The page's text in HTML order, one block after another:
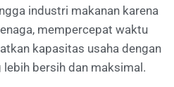
industri makanan karena
mempercepat waktu
kapasitas usaha dengan
lebih bersih dan maksimal.